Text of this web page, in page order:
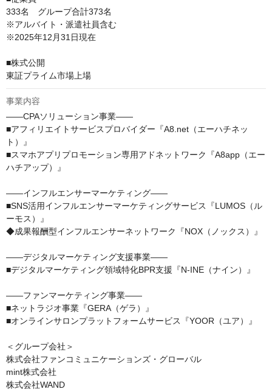
333名　グループ合計373名
※アルバイト・派遣社員含む
※2025年12月31日現在
■株式公開
事業内容
――CPAソリューション事業――
■アフィリエイトサービスプロバイダー『A8.net（エーハチネッ
ト）』
■スマホアプリプロモーション専用アドネットワーク『A8app（エー
ハチアップ）』
――インフルエンサーマーケティング――
■SNS活用インフルエンサーマーケティングサービス『LUMOS（ル
ーモス）』
◆成果報酬型インフルエンサーネットワーク『NOX（ノックス）』
――デジタルマーケティング支援事業――
■デジタルマーケティング領域特化BPR支援『N-INE（ナイン）』
――ファンマーケティング事業――
■ネットラジオ事業『GERA（ゲラ）』
■オンラインサロンプラットフォームサービス『YOOR（ユア）』
＜グループ会社＞
株式会社ファンコミュニケーションズ・グローバル
mint株式会社
株式会社WAND